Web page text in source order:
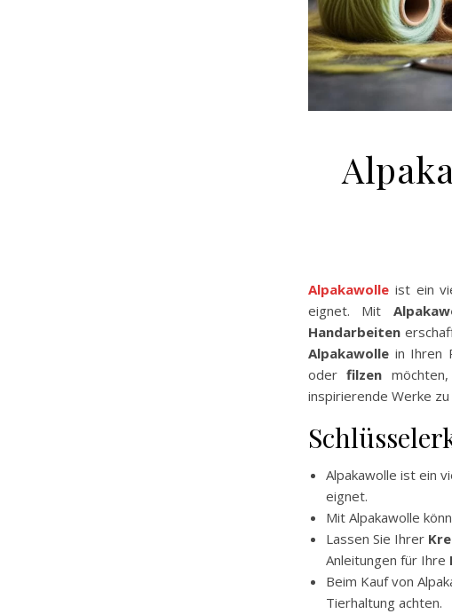
Alpakawolle ist ein
eignet. Mit
Handarbeiten
Alpakawolle in Ihren
oderfilzen
inspirierende Werke zu
Alpakawolle ist ein
eignet.
Mit Alpakawolle
Lassen Sie Ihrer
Anleitungen für Ihre
Beim Kauf von
Tierhaltung achten.